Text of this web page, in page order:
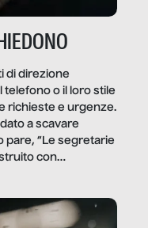
di direzione
telefono o il loro stile
richieste e urgenze.
a scavare
pare, “Le segretarie
con